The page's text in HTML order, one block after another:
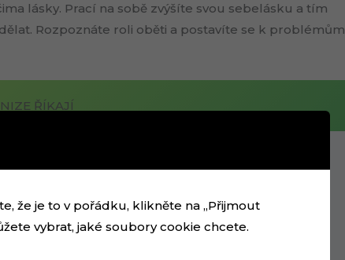
lásky. Prací na sobě zvýšíte svou sebelásku a tím
Rozpoznáte roli oběti a postavíte se k problémům
ŘÍKAJÍ
že je to v pořádku, klikněte na „Přijmout
vybrat, jaké soubory cookie chcete.